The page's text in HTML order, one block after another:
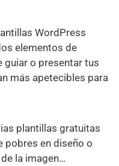
WordPress
elementos de
guiar o presentar tus
más apetecibles para
plantillas gratuitas
pobres en diseño o
la imagen…